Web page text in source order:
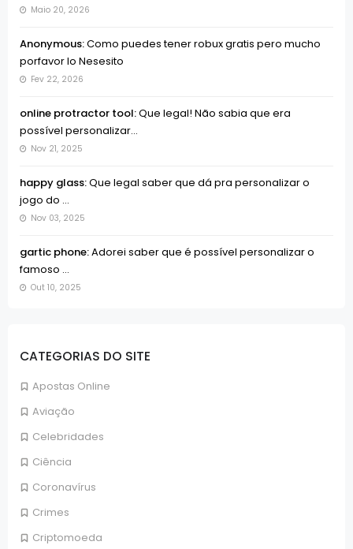
Maio 20, 2026
Anonymous:Como puedes tener robux gratis pero mucho
porfavor lo Nesesito
Fev 22, 2026
online protractor tool:Que legal! Não sabia que era
possível personalizar...
Nov 21, 2025
happy glass:Que legal saber que dá pra personalizar o
jogo do ...
Nov 03, 2025
gartic phone:Adorei saber que é possível personalizar o
famoso ...
Out 10, 2025
CATEGORIAS DO SITE
Apostas Online
Aviação
Celebridades
Ciência
Coronavírus
Crimes
Criptomoeda